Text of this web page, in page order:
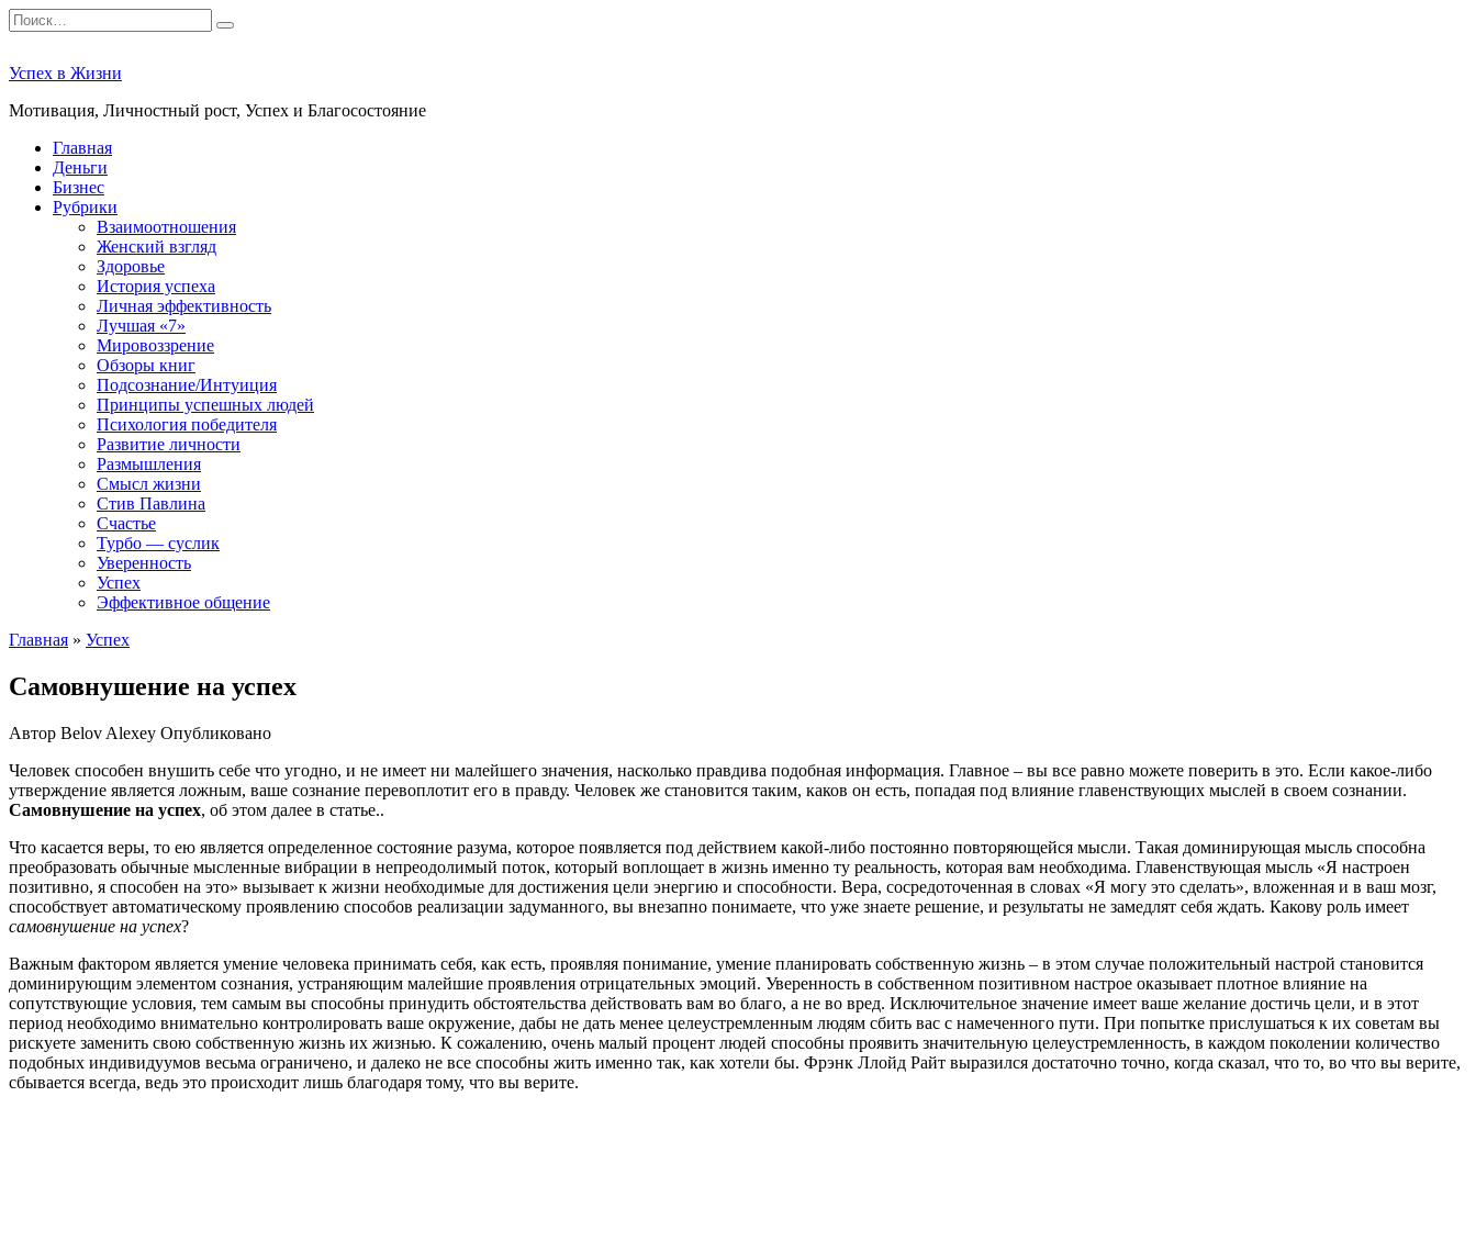
Перейти
к
Search
for:
Успех в Жизни
Мотивация, Личностный рост, Успех и Благосостояние
Главная
Деньги
Бизнес
Рубрики
Взаимоотношения
Женский взгляд
Здоровье
История успеха
Личная эффективность
Лучшая «7»
Мировоззрение
Обзоры книг
Подсознание/Интуиция
Принципы успешных людей
Психология победителя
Развитие личности
Размышления
Смысл жизни
Стив Павлина
Счастье
Турбо — суслик
Уверенность
Успех
Эффективное общение
Главная » Успех
Самовнушение на успех
Автор Belov Alexey Опубликовано
Человек способен внушить себе что угодно, и не имеет ни малейшего значения, насколько правдива подобная информация. Главное – вы все равно можете поверить в это. Если какое-либо
утверждение является ложным, ваше сознание перевоплотит его в правду. Человек же становится таким, каков он есть, попадая под влияние главенствующих мыслей в своем сознании.
Самовнушение на успех, об этом далее в статье..
Что касается веры, то ею является определенное состояние разума, которое появляется под действием какой-либо постоянно повторяющейся мысли. Такая доминирующая мысль способна
преобразовать обычные мысленные вибрации в непреодолимый поток, который воплощает в жизнь именно ту реальность, которая вам необходима. Главенствующая мысль «Я настроен
позитивно, я способен на это» вызывает к жизни необходимые для достижения цели энергию и способности. Вера, сосредоточенная в словах «Я могу это сделать», вложенная и в ваш мозг,
способствует автоматическому проявлению способов реализации задуманного, вы внезапно понимаете, что уже знаете решение, и результаты не замедлят себя ждать. Какову роль имеет
самовнушение на успех?
Важным фактором является умение человека принимать себя, как есть, проявляя понимание, умение планировать собственную жизнь – в этом случае положительный настрой становится
доминирующим элементом сознания, устраняющим малейшие проявления отрицательных эмоций. Уверенность в собственном позитивном настрое оказывает плотное влияние на
сопутствующие условия, тем самым вы способны принудить обстоятельства действовать вам во благо, а не во вред. Исключительное значение имеет ваше желание достичь цели, и в этот
период необходимо внимательно контролировать ваше окружение, дабы не дать менее целеустремленным людям сбить вас с намеченного пути. При попытке прислушаться к их советам вы
рискуете заменить свою собственную жизнь их жизнью. К сожалению, очень малый процент людей способны проявить значительную целеустремленность, в каждом поколении количество
подобных индивидуумов весьма ограничено, и далеко не все способны жить именно так, как хотели бы. Фрэнк Ллойд Райт выразился достаточно точно, когда сказал, что то, во что вы верите,
сбывается всегда, ведь это происходит лишь благодаря тому, что вы верите.